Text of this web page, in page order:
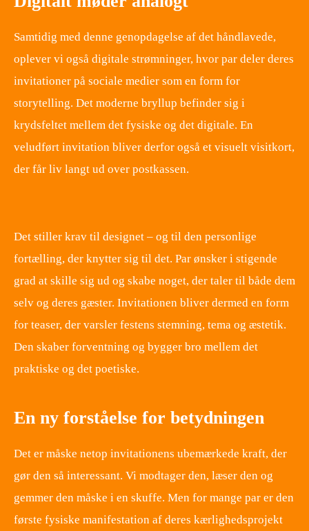
Samtidig med denne genopdagelse af det håndlavede,
oplever vi også digitale strømninger, hvor par deler deres
invitationer på sociale medier som en form for
storytelling. Det moderne bryllup befinder sig i
krydsfeltet mellem det fysiske og det digitale. En
veludført invitation bliver derfor også et visuelt visitkort,
der får liv langt ud over postkassen.
Det stiller krav til designet – og til den personlige
fortælling, der knytter sig til det. Par ønsker i stigende
grad at skille sig ud og skabe noget, der taler til både dem
selv og deres gæster. Invitationen bliver dermed en form
for teaser, der varsler festens stemning, tema og æstetik.
Den skaber forventning og bygger bro mellem det
praktiske og det poetiske.
En ny forståelse for betydningen
Det er måske netop invitationens ubemærkede kraft, der
gør den så interessant. Vi modtager den, læser den og
gemmer den måske i en skuffe. Men for mange par er den
første fysiske manifestation af deres kærlighedsprojekt